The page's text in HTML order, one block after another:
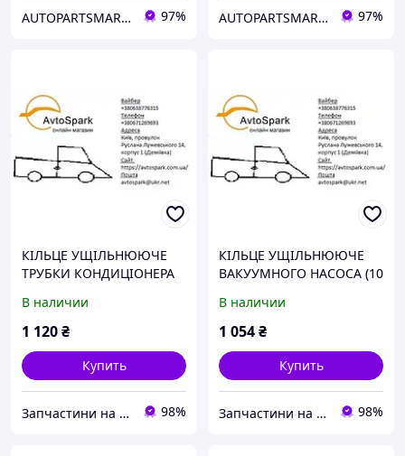
AUTOPARTSMARKET 97% AUTOPARTSMARKET 97%
КІЛЬЦЕ УЩІЛЬНЮЮЧЕ
ТРУБКИ КОНДИЦІОНЕРА
FEBEST RINGAH019PCS10
В наличии
1 120₴
Купить
Запчастини на іномарки 98%
КІЛЬЦЕ УЩІЛЬНЮЮЧЕ
ВАКУУМНОГО НАСОСА (10
RINGOL053PCS10
В наличии
1 054₴
Купить
Запчастини на іномарки 98%